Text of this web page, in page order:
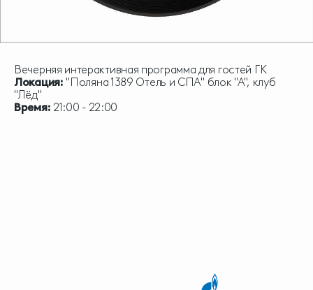
Вечерняя интерактивная программа для гостей ГК
Локация: "Поляна 1389 Отель и СПА" блок "А", клуб
"Лёд"
Время: 21:00 - 22:00